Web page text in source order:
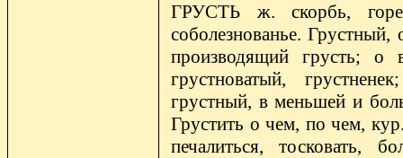
ГРУСТЬ ж. скорбь,
соболезнованье.
производящий грусть; о
грустноватый,
грустный, в меньшей и
Грустить о чем, по чем,
печалиться, тосковать,